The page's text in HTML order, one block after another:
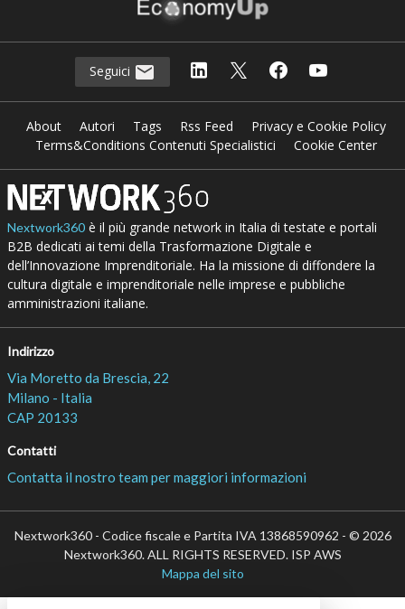
Seguici
About Autori Tags Rss Feed
Privacy e Cookie Policy
Terms&Conditions Contenuti Specialistici
Cookie Center
Nextwork360è il più grande network in Italia di testate e portali
B2B dedicati ai temi della Trasformazione Digitale e
dell’Innovazione Imprenditoriale. Ha la missione di diffondere la
cultura digitale e imprenditoriale nelle imprese e pubbliche
amministrazioni italiane.
Indirizzo
Via Moretto da Brescia, 22
Milano - Italia
CAP 20133
Contatti
Contatta il nostro team per maggiori informazioni
Nextwork360 - Codice fiscale e Partita IVA 13868590962 - © 2026
Nextwork360. ALL RIGHTS RESERVED. ISP AWS
Mappa del sito